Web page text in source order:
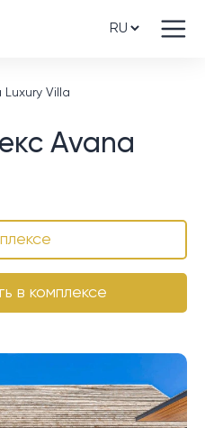
Luxury Villa
Avana
в комплексе